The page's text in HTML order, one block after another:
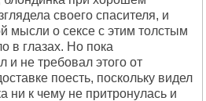
своего спасителя, и
мысли о сексе с этим толстым
в глазах. Но пока
и не требовал этого от
поесть, поскольку видел
ни к чему не притронулась и